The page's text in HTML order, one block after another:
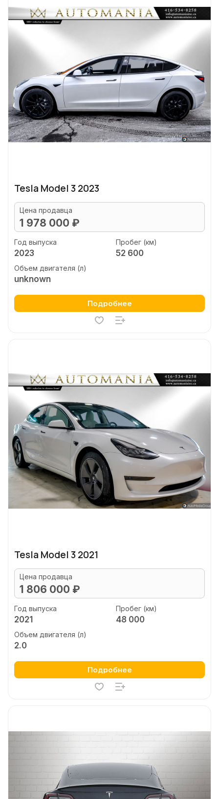
Tesla Model 3 2023
Цена продавца
1 978 000 ₽
Год выпуска
2023
Пробег (км)
52 600
Объем двигателя (л)
unknown
Подробнее
Tesla Model 3 2021
Цена продавца
1 806 000 ₽
Год выпуска
2021
Пробег (км)
48 000
Объем двигателя (л)
2.0
Подробнее